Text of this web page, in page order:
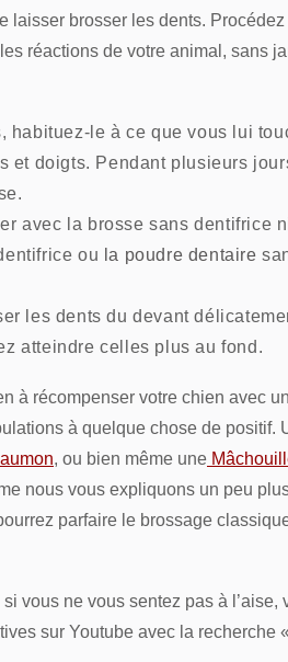
laisser brosser les dents.
réactions de votre animal, sans
habituez-le à ce que vous lui
et doigts. Pendant plusieurs
avec la brosse sans dentifrice
ou la poudre dentaire
les dents du devant
atteindre celles plus au fond.
à récompenser votre chien avec
à quelque chose de positif.
, ou bien même une
nous vous expliquons un peu
parfaire le brossage
vous ne vous sentez pas à l’aise,
sur Youtube avec la recherche